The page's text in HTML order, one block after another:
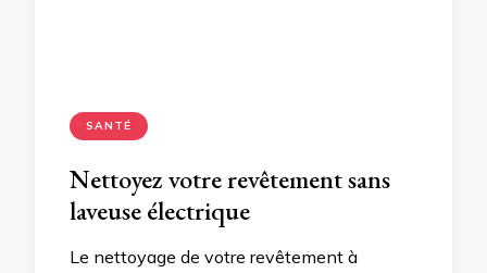
SANTÉ
Nettoyez votre revêtement sans
laveuse électrique
Le nettoyage de votre revêtement à